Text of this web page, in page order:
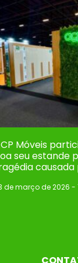
Móveis
seu estande
causada
de março de 2026